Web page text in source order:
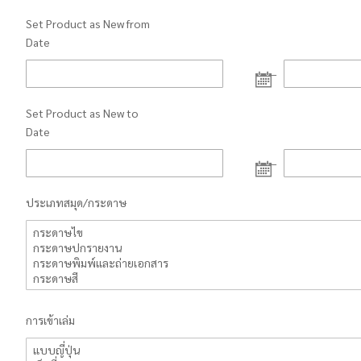
Set Product as New from
Date
Set Product as New to
Date
ประเภทสมุด/กระดาษ
การเข้าเล่ม